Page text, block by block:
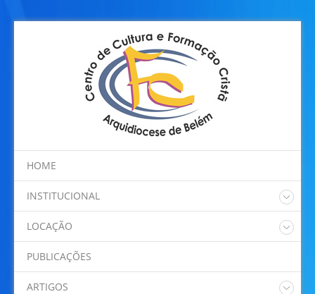
HOME
INSTITUCIONAL
Quem somos
Regimento Interno
Programação
LOCAÇÃO
Nossos Espaços
Localização
PUBLICAÇÕES
ARTIGOS